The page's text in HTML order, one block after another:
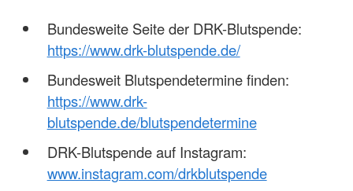
Bundesweite Seite der DRK-Blutspende:
https://www.drk-blutspende.de/
Bundesweit Blutspendetermine finden:
https://www.drk-
blutspende.de/blutspendetermine
DRK-Blutspende auf Instagram:
www.instagram.com/drkblutspende